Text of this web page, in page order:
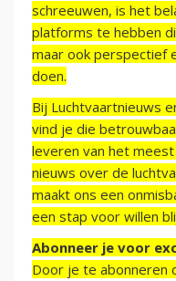
schreeuwen, is het
platforms te hebben
maar ook perspectief
doen.
Bij Luchtvaartnieuws
vind je die
leveren van het
nieuws over de
maakt ons een
een stap voor willen
Abonneer je voor
Door je te abonneren